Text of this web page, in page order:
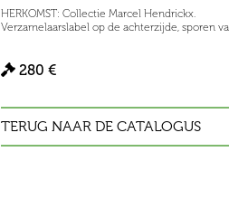
HERKOMST: Collectie Marcel Hendrickx.
Verzamelaarslabel op de achterzijde, sporen
280 €
TERUG NAAR DE CATALOGUS